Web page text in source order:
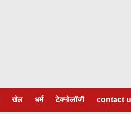
खेल धर्म टेक्नोलॉजी contact